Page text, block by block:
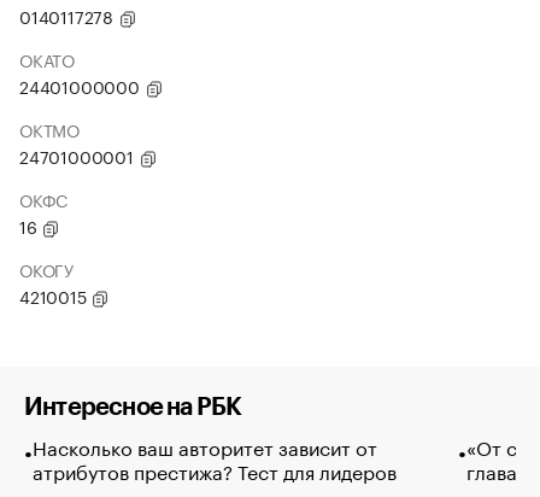
0140117278
ОКАТО
24401000000
ОКТМО
24701000001
ОКФС
16
ОКОГУ
4210015
Интересное на РБК
Насколько ваш авторитет зависит от
атрибутов престижа? Тест для лидеров
«От
глава